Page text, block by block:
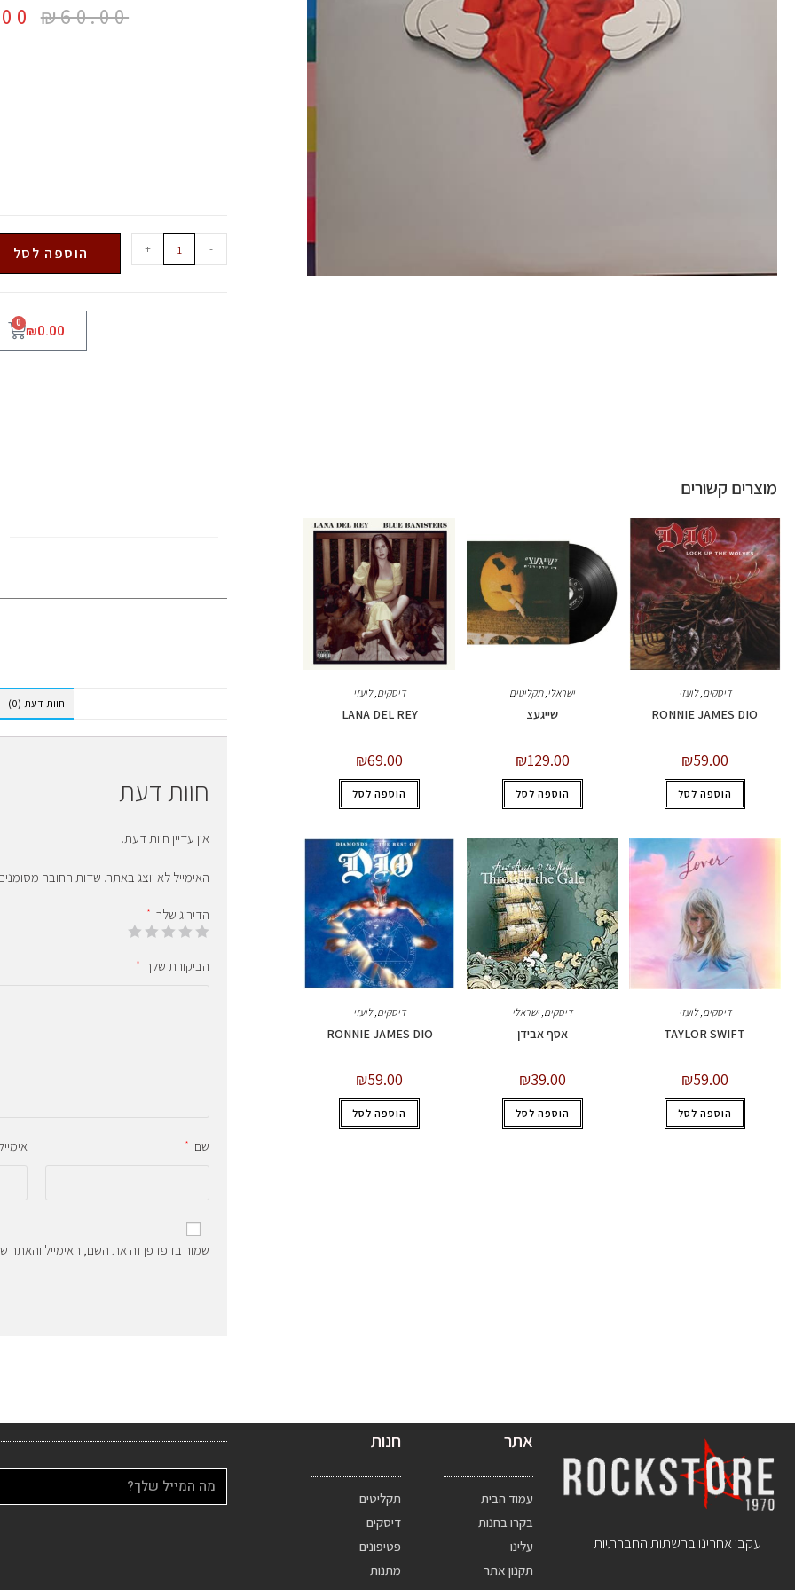
₪60.00
-
+ הוספה לסל
₪0.00
0
מוצרים קשורים
דיסקים ,לועזי
RONNIE JAMES DIO
₪59.00
הוספה לסל
ישראלי ,תקליטים
שייגעצ
₪129.00
הוספה לסל
דיסקים ,לועזי
LANA DEL REY
₪69.00
הוספה לסל
דיסקים,לועזי
TAYLOR SWIFT
₪59.00
הוספה לסל
דיסקים, ישראלי
אסף אבידן
₪39.00
הוספה לסל
דיסקים,לועזי
RONNIE JAMES DIO
₪59.00
הוספה לסל
חוות דעת (0)
חוות דעת
אין עדיין חוות דעת.
האימייל לא יוצג באתר. שדות החובה
הדירוג שלך *
הביקורת שלך *
שם *
שמור בדפדפן זה את השם, האימייל והאתר
עקבו אחרינו ברשתות החברתיות
אתר
עמוד הבית
בקרו בחנות
עלינו
תקנון אתר
חנות
תקליטים
דיסקים
פטיפונים
מתנות